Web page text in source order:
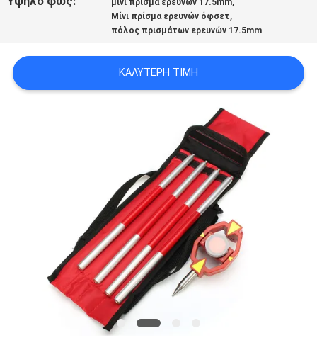
PRIVACY
μίνι πρίσμα ερευνών 17.5mm
Μίνι πρίσμα ερευνών όφσετ,
πόλος πρισμάτων ερευνών 17.5mm
ΚΑΛΎΤΕΡΗ ΤΙΜΉ